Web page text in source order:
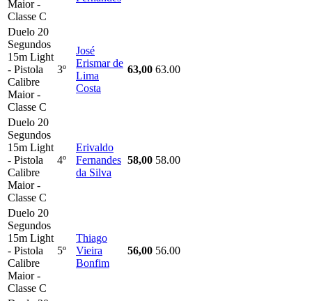
Maior -
Classe C
Duelo 20
Segundos
15m Light
- Pistola
Calibre
Maior -
Classe C
3º
José
Erismar de
Lima
Costa
63,00 63.00
Duelo 20
Segundos
15m Light
- Pistola
Calibre
Maior -
Classe C
4º
Erivaldo
Fernandes
da Silva
58,00 58.00
Duelo 20
Segundos
15m Light
- Pistola
Calibre
Maior -
Classe C
5º
Thiago
Vieira
Bonfim
56,00 56.00